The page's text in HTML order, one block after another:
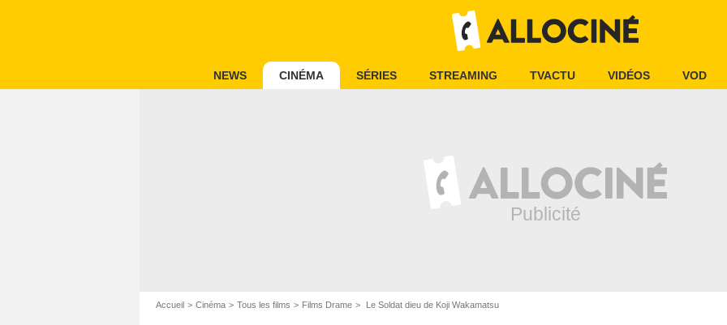
NEWS CINÉMA SÉRIES STREAMING TVACTU VIDÉOS VOD
Accueil Cinéma Tous les films Films Drame Le Soldat dieu de Koji Wakamatsu